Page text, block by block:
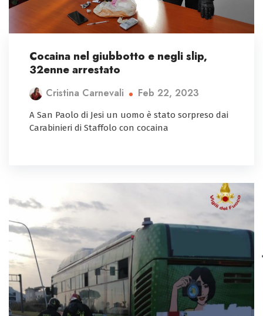
Cocaina nel giubbotto e negli slip,
32enne arrestato
Cristina Carnevali Feb 22, 2023
A San Paolo di Jesi un uomo è stato sorpreso dai
Carabinieri di Staffolo con cocaina